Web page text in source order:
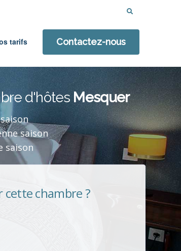
Rechercher :
tarifs Contactez-nous
d'hôtes Mesquer
saison
saison
cette chambre ?